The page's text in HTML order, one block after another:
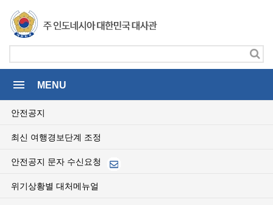
menu MENU
안전공지
최신 여행경보단계 조정
안전공지 문자 수신요청
위기상황별 대처메뉴얼